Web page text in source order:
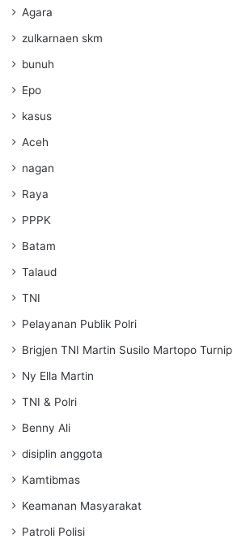
Agara
zulkarnaen skm
bunuh
Epo
kasus
Aceh
nagan
Raya
PPPK
Batam
Talaud
TNI
Pelayanan Publik Polri
Brigjen TNI Martin Susilo Martopo Turnip
Ny Ella Martin
TNI & Polri
Benny Ali
disiplin anggota
Kamtibmas
Keamanan Masyarakat
Patroli Polisi